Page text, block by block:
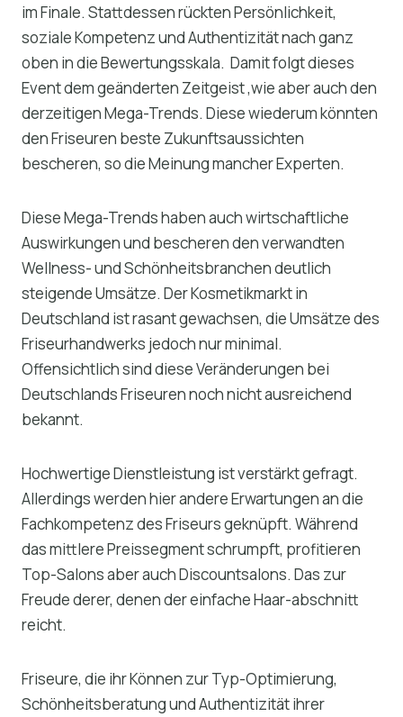
im Finale. Stattdessen rückten Persönlichkeit,
soziale Kompetenz und Authentizität nach ganz
oben in die Bewertungsskala. Damit folgt dieses
Event dem geänderten Zeitgeist ,wie aber auch den
derzeitigen Mega-Trends. Diese wiederum könnten
den Friseuren beste Zukunftsaussichten
bescheren, so die Meinung mancher Experten.
Diese Mega-Trends haben auch wirtschaftliche
Auswirkungen und bescheren den verwandten
Wellness- und Schönheitsbranchen deutlich
steigende Umsätze. Der Kosmetikmarkt in
Deutschland ist rasant gewachsen, die Umsätze des
Friseurhandwerks jedoch nur minimal.
Offensichtlich sind diese Veränderungen bei
Deutschlands Friseuren noch nicht ausreichend
bekannt.
Hochwertige Dienstleistung ist verstärkt gefragt.
Allerdings werden hier andere Erwartungen an die
Fachkompetenz des Friseurs geknüpft. Während
das mittlere Preissegment schrumpft, profitieren
Top-Salons aber auch Discountsalons. Das zur
Freude derer, denen der einfache Haar-abschnitt
reicht.
Friseure, die ihr Können zur Typ-Optimierung,
Schönheitsberatung und Authentizität ihrer